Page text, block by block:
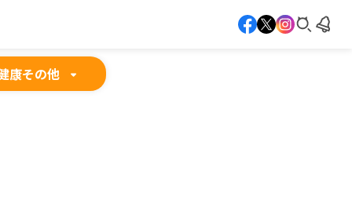
康その他